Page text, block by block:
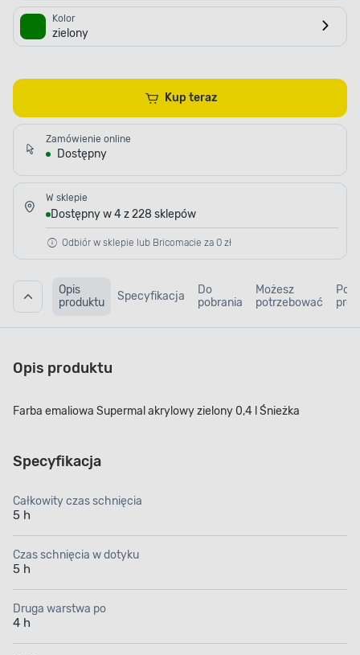
Kolor
zielony
Kup teraz
Zamówienie online
Dostępny
W sklepie
Dostępny w 4 z 228 sklepów
Odbiór w sklepie lub Bricomacie za 0 zł
Opis
produktu
Specyfikacja
Do
pobrania
Możesz
potrzebować
Opis produktu
Farba emaliowa Supermal akrylowy zielony 0,4 l Śnieżka
Specyfikacja
Całkowity czas schnięcia
5 h
Czas schnięcia w dotyku
5 h
Druga warstwa po
4 h